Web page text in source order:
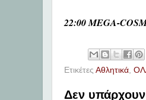
22:00 MEGA-
Ετικέτες Αθλητικά,
Δεν